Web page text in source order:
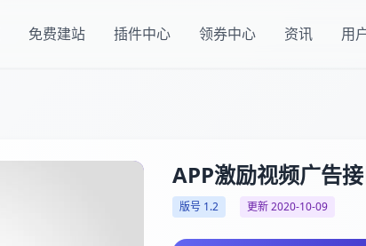
免费建站 插件中心 领券中心 资讯 用
APP激励视频广告
版号 1.2 更新 2020-10-09